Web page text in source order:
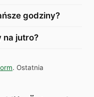
godziny?
na jutro?
. Ostatnia